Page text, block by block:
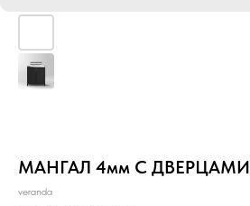
МАНГАЛ 4мм С ДВЕРЦАМИ
veranda